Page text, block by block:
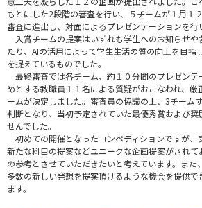
もとにした2段階の審査を行い、５チームが１月１
審査に進出し、対面によるプレゼンテーションを行
入賞チームの提案はいずれも学生へのお知らせや
たり、AIの活用によって学生生活の質の向上を目指
を捉えているものでした。
最終審査では各チーム、約１０分間のプレゼンテ
めとする教職員１１名による質疑がおこなわれ、
ームが決定しました。審査員の協議の上、3チーム
判断となり、当初予定されていた最優秀賞および
せんでした。
初めての開催となったコンペティションですが、
新たな科目の提案などユニークな企画提案がされ
の参考とさせていただきたいと考えています。また
多数の新しい発想を提案頂けるような機会を提供で
ます。